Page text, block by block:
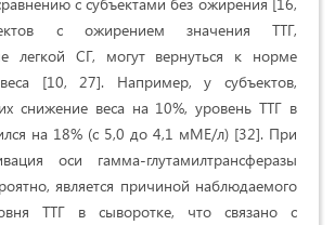
с ожирением значения ТТГ,
легкой СГ, могут вернуться к норме
[10, 27]. Например, у субъектов,
снижение веса на 10%, уровень ТТГ в
на 18% (с 5,0 до 4,1 мМЕ/л) [32]. При
оси гамма-глутамилтрансферазы
является причиной наблюдаемого
ТТГ в сыворотке, что связано с